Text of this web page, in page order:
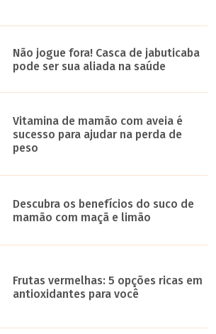
Não jogue fora! Casca de jabuticaba
pode ser sua aliada na saúde
Vitamina de mamão com aveia é
sucesso para ajudar na perda de
peso
Descubra os benefícios do suco de
mamão com maçã e limão
Frutas vermelhas: 5 opções ricas em
antioxidantes para você